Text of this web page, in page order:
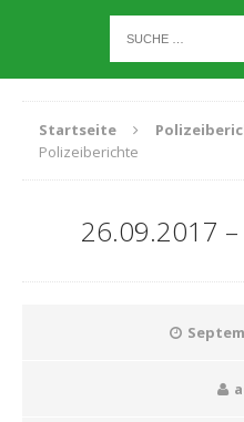
Startseite
Polizeiberichte
26.09.2017